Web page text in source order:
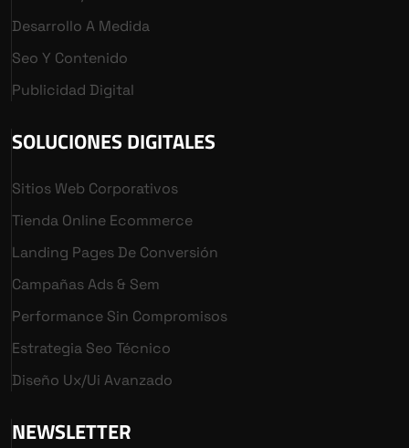
Desarrollo A Medida
Seo Y Contenido
Publicidad Digital
SOLUCIONES DIGITALES
Sitios Web Corporativos
Tienda Online Ecommerce
Landing Pages De Conversión
Campañas Ads & Sem
Performance Sin Compromisos
Estrategia Seo Técnico
Diseño Ux/ui Avanzado
NEWSLETTER